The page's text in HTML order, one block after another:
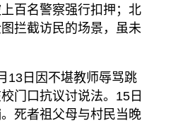
百名警察强行扣押；北
拦截访民的场景，虽未
13日因不堪教师辱骂跳
门口抗议讨说法。15日
死者祖父母与村民当晚